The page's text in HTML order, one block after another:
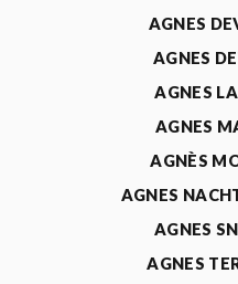
AGNES
AGNES
AGNES
AGNES
AGNÈS
AGNES
AGNES
AGNES